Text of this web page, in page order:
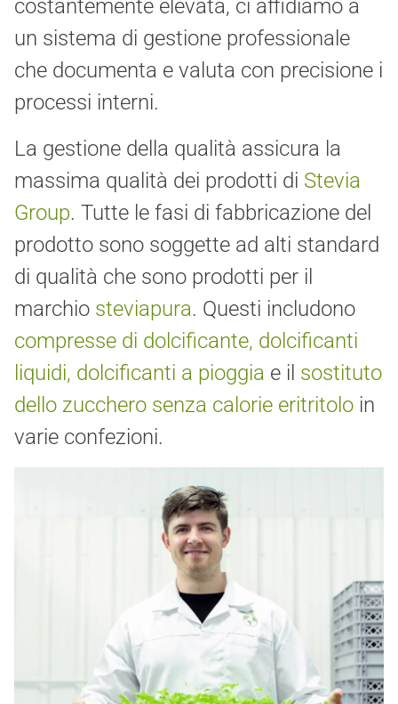
costantemente elevata, ci affidiamo a
un sistema di gestione professionale
che documenta e valuta con precisione i
processi interni.
La gestione della qualità assicura la
massima qualità dei prodotti di Stevia
Group. Tutte le fasi di fabbricazione del
prodotto sono soggette ad alti standard
di qualità che sono prodotti per il
marchio steviapura. Questi includono
compresse di dolcificante, dolcificanti
liquidi, dolcificanti a pioggia e il sostituto
dello zucchero senza calorie eritritolo in
varie confezioni.